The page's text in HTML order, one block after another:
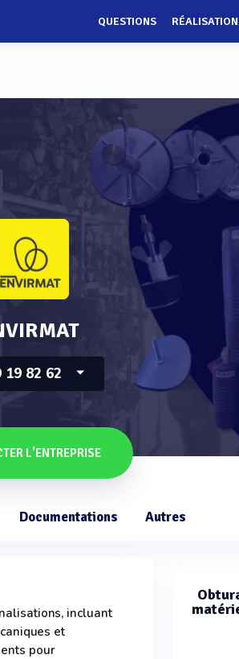
QUESTIONS
19 82 62
L'ENTREPRISE
Documentations Autres
incluant
et
pour